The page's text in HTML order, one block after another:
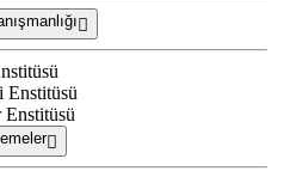
Enstitüsü